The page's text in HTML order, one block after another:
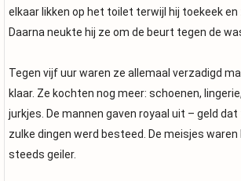
elkaar likken op het toilet terwijl hij toekeek
Daarna neukte hij ze om de beurt tegen de
Tegen vijf uur waren ze allemaal verzadigd
klaar. Ze kochten nog meer: schoenen,
jurkjes. De mannen gaven royaal uit – geld
zulke dingen werd besteed. De meisjes waren
steeds geiler.